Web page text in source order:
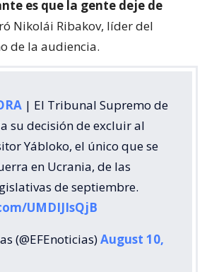
es que la gente deje de
Nikolái Ribakov, líder del
de la audiencia.
| El Tribunal Supremo de
su decisión de excluir al
Yábloko, el único que se
en Ucrania, de las
de septiembre.
UMDIJIsQjB
(@EFEnoticias)August 10,